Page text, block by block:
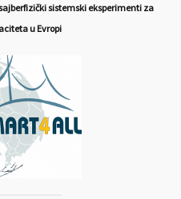
sistemski eksperimenti za
u Evropi